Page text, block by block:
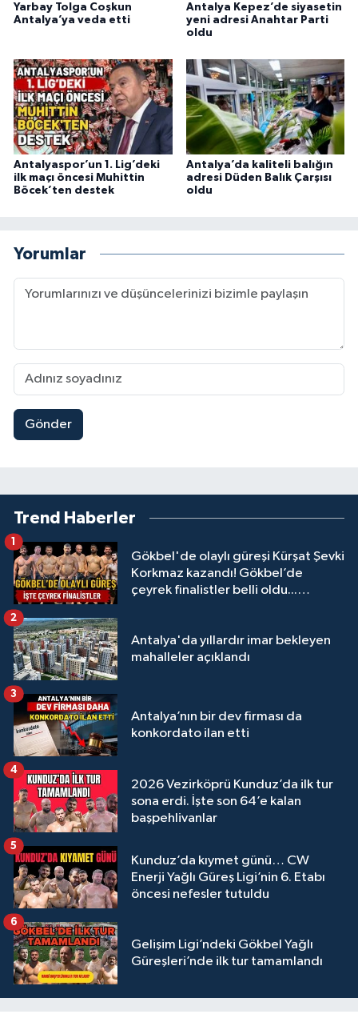
Yarbay Tolga Coşkun
Antalya’ya veda etti
Antalya Kepez’de siyasetin
yeni adresi Anahtar Parti
oldu
Antalyaspor’un 1. Lig’deki
ilk maçı öncesi Muhittin
Böcek’ten destek
Antalya’da kaliteli balığın
adresi Düden Balık Çarşısı
oldu
Yorumlar
Gönder
Trend Haberler
Gökbel'de olaylı güreşi Kürşat Şevki
Korkmaz kazandı! Gökbel’de
çeyrek finalistler belli oldu...
1
Antalya'da yıllardır imar bekleyen
mahalleler açıklandı
2
Antalya’nın bir dev firması da
konkordato ilan etti
3
2026 Vezirköprü Kunduz’da ilk tur
sona erdi. İşte son 64’e kalan
başpehlivanlar
4
Kunduz’da kıymet günü… CW
Enerji Yağlı Güreş Ligi’nin 6. Etabı
öncesi nefesler tutuldu
5
Gelişim Ligi’ndeki Gökbel Yağlı
Güreşleri’nde ilk tur tamamlandı
6